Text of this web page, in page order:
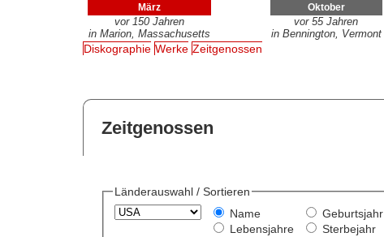
März
vor 150 Jahren
in Marion, Massachusetts
Oktober
vor 55 Jahren
in Bennington, Vermont
Diskographie Werke Zeitgenossen
Zeitgenossen
Länderauswahl / Sortieren
Name
Lebensjahre
Geburtsjahr
Sterbejahr